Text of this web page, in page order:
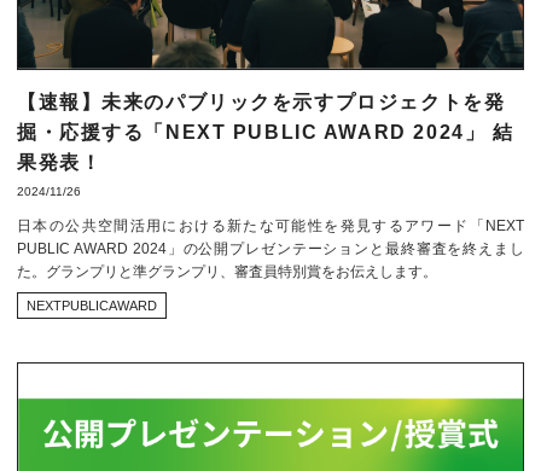
【速報】未来のパブリックを示すプロジェクトを発
掘・応援する「NEXT PUBLIC AWARD 2024」 結
果発表！
2024/11/26
日本の公共空間活用における新たな可能性を発見するアワード「NEXT
PUBLIC AWARD 2024」の公開プレゼンテーションと最終審査を終えまし
た。グランプリと準グランプリ、審査員特別賞をお伝えします。
NEXTPUBLICAWARD